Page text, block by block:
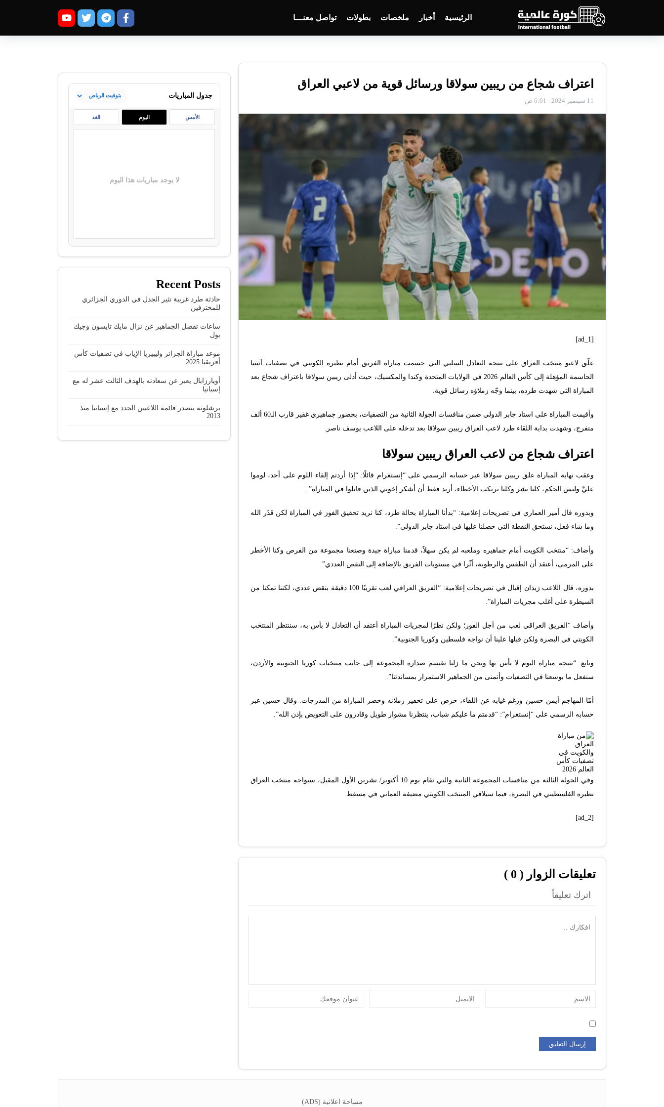
الرئيسية أخبار ملخصات بطولات تواصل معنـــا
اعتراف شجاع من ريبين سولاقا ورسائل قوية من لاعبي العراق
11 سبتمبر 2024 - 6:01 ص
[ad_1]
علّق لاعبو منتخب العراق على نتيجة التعادل السلبي التي حسمت مباراة الفريق أمام نظيره الكويتي في تصفيات آسيا
الحاسمة المؤهلة إلى كأس العالم 2026 في الولايات المتحدة وكندا والمكسيك، حيث أدلى ريبين سولاقا باعتراف شجاع بعد
المباراة التي شهدت طرده، بينما وجّه زملاؤه رسائل قوية.
وأقيمت المباراة على استاد جابر الدولي ضمن منافسات الجولة الثانية من التصفيات، بحضور جماهيري غفير قارب الـ60 ألف
متفرج، وشهدت بداية اللقاء طرد لاعب العراق ريبين سولاقا بعد تدخله على اللاعب يوسف ناصر.
اعتراف شجاع من لاعب العراق ريبين سولاقا
وعقب نهاية المباراة علق ريبين سولاقا عبر حسابه الرسمي على “إنستغرام قائلًا: “إذا أردتم إلقاء اللوم على أحد، لوموا
عليَّ وليس الحكم، كلنا بشر وكلنا نرتكب الأخطاء، أريد فقط أن أشكر إخوتي الذين قاتلوا في المباراة”.
وبدوره قال أمير العماري في تصريحات إعلامية: “بدأنا المباراة بحالة طرد، كنا نريد تحقيق الفوز في المباراة لكن قدّر الله
وما شاء فعل، نستحق النقطة التي حصلنا عليها في استاد جابر الدولي”.
وأضاف: “منتخب الكويت أمام جماهيره وملعبه لم يكن سهلاً، قدمنا مباراة جيدة وصنعنا مجموعة من الفرص وكنا الأخطر
على المرمى، أعتقد أن الطقس والرطوبة، أثّرا في مستويات الفريق بالإضافة إلى النقص العددي”.
بدوره، قال اللاعب زيدان إقبال في تصريحات إعلامية: “الفريق العراقي لعب تقريبًا 100 دقيقة بنقص عددي، لكننا تمكنا من
السيطرة على أغلب مجريات المباراة”.
وأضاف “الفريق العراقي لعب من أجل الفوز؛ ولكن نظرًا لمجريات المباراة أعتقد أن التعادل لا بأس به، سننتظر المنتخب
الكويتي في البصرة ولكن قبلها علينا أن نواجه فلسطين وكوريا الجنوبية”.
وتابع: “نتيجة مباراة اليوم لا بأس بها ونحن ما زلنا نقتسم صدارة المجموعة إلى جانب منتخبات كوريا الجنوبية والأردن،
سنفعل ما بوسعنا في التصفيات وأتمنى من الجماهير الاستمرار بمساندتنا”.
أمّا المهاجم أيمن حسين ورغم غيابه عن اللقاء، حرص على تحفيز زملائه وحضر المباراة من المدرجات. وقال حسين عبر
حسابه الرسمي على “إنستغرام”: “قدمتم ما عليكم شباب، ينتظرنا مشوار طويل وقادرون على التعويض بإذن الله”.
وفي الجولة الثالثة من منافسات المجموعة الثانية والتي تقام يوم 10 أكتوبر/ تشرين الأول المقبل، سيواجه منتخب العراق
نظيره الفلسطيني في البصرة، فيما سيلاقي المنتخب الكويتي مضيفه العماني في مسقط.
[ad_2]
تعليقات الزوار ( 0 )
اترك تعليقاً
جدول المباريات
الأمس اليوم الغد
لا يوجد مباريات هذا اليوم
Recent Posts
حادثة طرد غريبة تثير الجدل في الدوري الجزائري
للمحترفين
ساعات تفصل الجماهير عن نزال مايك تايسون وجيك
بول
موعد مباراة الجزائر وليبيريا الإياب في تصفيات كأس
أفريقيا 2025
أويارزابال يعبر عن سعادته بالهدف الثالث عشر له مع
إسبانيا
برشلونة يتصدر قائمة اللاعبين الجدد مع إسبانيا منذ
2013
مساحة اعلانية (ADS)